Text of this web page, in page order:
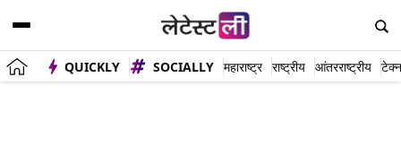
QUICKLY SOCIALLY महाराष्ट्र राष्ट्रीय आंतरराष्ट्रीय